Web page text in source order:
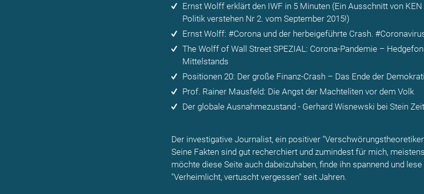
Ernst Wolff erklärt den IWF in 5 Minuten (Ein Ausschnitt von
Politik verstehen Nr 2. vom September 2015!)
Ernst Wolff: #Corona und der herbeigeführte Crash.
The Wolff of Wall Street SPEZIAL: Corona-Pandemie –
Mittelstands
Positionen 20: Der große Finanz-Crash – Das Ende der
Prof. Rainer Mausfeld: Die Angst der Machteliten vor dem Volk
Der globale Ausnahmezustand - Gerhard Wisnewski bei Stein Zeit
Der investigative Journalist, ein positiver
Seine Fakten sind gut recherchiert und zumindest für mich,
möchte diese Seite auch dabeizuhaben, finde ihn spannend und
"Verheimlicht, vertuscht vergessen" seit Jahren.